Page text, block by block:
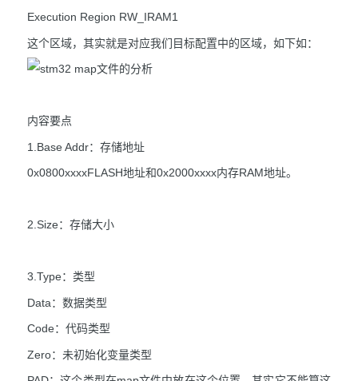
Execution Region RW_IRAM1
这个区域，其实就是对应我们目标配置中的区域，如下如：
内容要点
1.Base Addr：存储地址
0x0800xxxxFLASH地址和0x2000xxxx内存RAM地址。
2.Size：存储大小
3.Type：类型
Data：数据类型
Code：代码类型
Zero：未初始化变量类型